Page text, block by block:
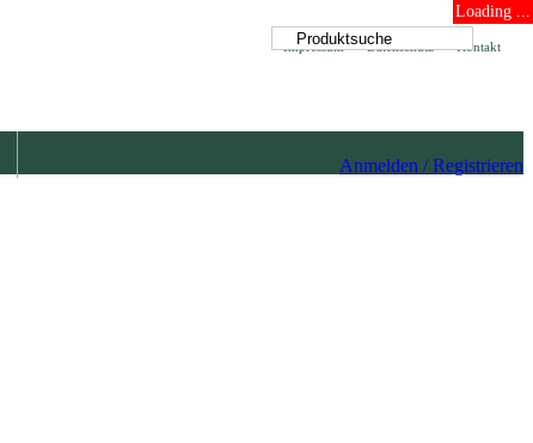
Loading ...
Kontakt
Datenschutz
Impressum
Anmelden / Registrieren